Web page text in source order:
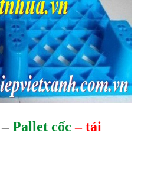
–Pallet cốc – tải